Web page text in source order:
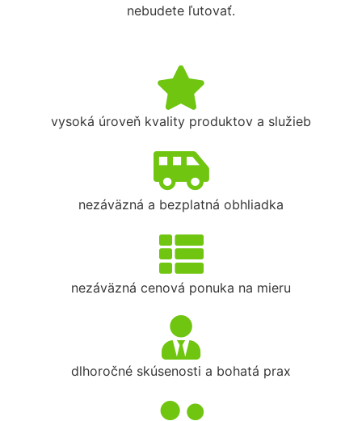
nebudete ľutovať.
vysoká úroveň kvality produktov a služieb
nezáväzná a bezplatná obhliadka
nezáväzná cenová ponuka na mieru
dlhoročné skúsenosti a bohatá prax